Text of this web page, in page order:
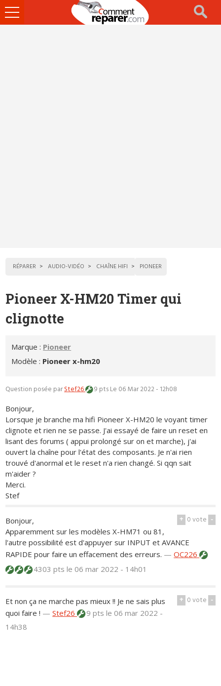
Ouvrir
le
RÉPARER AUDIO-VIDÉO CHAÎNE HIFI PIONEER
Pioneer X-HM20 Timer qui
clignotte
Marque : Pioneer
Modèle : Pioneer x-hm20
Question posée parStef26 9 ptsLe 06 Mar 2022 - 12h08
Bonjour,
Lorsque je branche ma hifi Pioneer X-HM20 le voyant timer
clignote et rien ne se passe. J'ai essayé de faire un reset en
lisant des forums ( appui prolongé sur on et marche), j'ai
ouvert la chaîne pour l'état des composants. Je n'ai rien
trouvé d'anormal et le reset n'a rien changé. Si qqn sait
m'aider ?
Merci.
Stef
+ 0vote -
Bonjour,
Apparemment sur les modèles X-HM71 ou 81,
l'autre possibilité est d'appuyer sur INPUT et AVANCE
RAPIDE pour faire un effacement des erreurs. —OC226
4303 ptsle 06 mar 2022 - 14h01
+ 0vote -
Et non ça ne marche pas mieux !! Je ne sais plus
quoi faire ! —Stef26 9 ptsle 06 mar 2022 -
14h38